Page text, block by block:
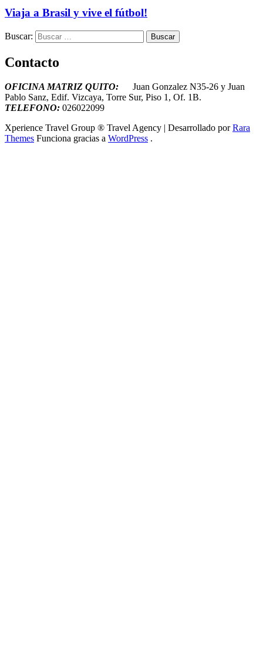
Viaja a Brasil y vive el fútbol!
Buscar:
Contacto
OFICINA MATRIZ QUITO: Juan Gonzalez N35-26 y Juan
Pablo Sanz, Edif. Vizcaya, Torre Sur, Piso 1, Of. 1B.
TELEFONO: 026022099
Xperience Travel Group ® Travel Agency | Desarrollado porRara
Themes Funciona gracias a WordPress .